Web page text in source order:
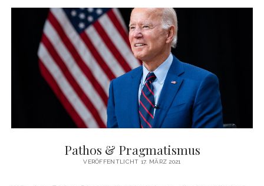
DEM
HERZEN“
Pathos & Pragmatismus
VERÖFFENTLICHT 17. MÄRZ 2021